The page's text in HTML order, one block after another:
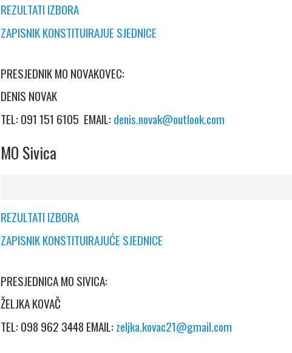
REZULTATI IZBORA
ZAPISNIK KONSTITUIRAJUE SJEDNICE
PRESJEDNIK MO NOVAKOVEC:
DENIS NOVAK
TEL: 091 151 6105 EMAIL: denis.novak@outlook.com
MO Sivica
REZULTATI IZBORA
ZAPISNIK KONSTITUIRAJUĆE SJEDNICE
PRESJEDNICA MO SIVICA:
ŽELJKA KOVAČ
TEL: 098 962 3448 EMAIL: zeljka.kovac21@gmail.com